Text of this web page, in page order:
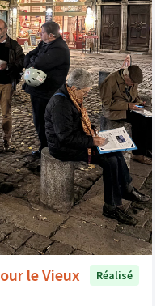
le Vieux
Réalisé